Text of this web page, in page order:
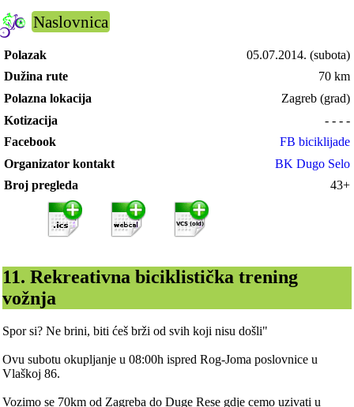
Naslovnica
Polazak 05.07.2014. (subota)
Dužina rute
70 km
Polazna lokacija
Zagreb (grad)
Kotizacija
- - - -
Facebook
FB biciklijade
Organizator kontakt
BK Dugo Selo
Broj pregleda
43+
11. Rekreativna biciklistička trening
vožnja
Spor si? Ne brini, biti ćeš brži od svih koji nisu došli"
Ovu subotu okupljanje u 08:00h ispred Rog-Joma poslovnice u
Vlaškoj 86.
Vozimo se 70km od Zagreba do Duge Rese gdje cemo uzivati u